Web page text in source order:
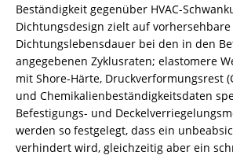
Beständigkeit gegenüber HVAC-
Dichtungsdesign zielt auf vorhersehbare
Dichtungslebensdauer bei den in den
angegebenen Zyklusraten; elastomere
mit Shore-Härte, Druckverformungsrest
und Chemikalienbeständigkeitsdaten
Befestigungs- und
werden so festgelegt, dass ein
verhindert wird, gleichzeitig aber ein